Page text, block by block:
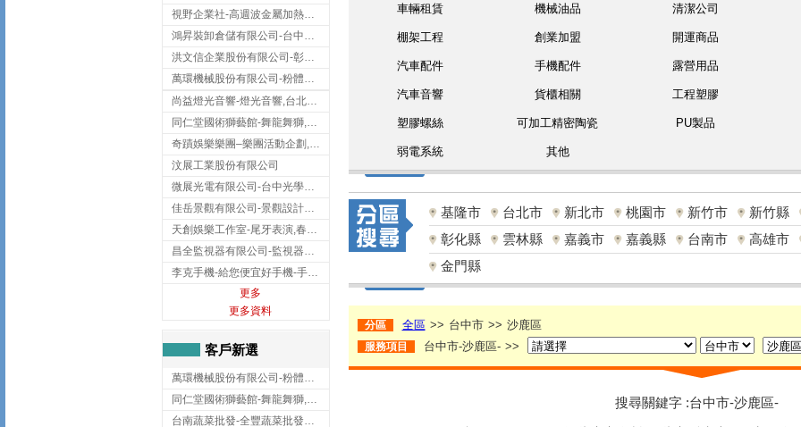
視野企業社-高週波金屬加熱設備,彰化高週波金屬加熱設備
鴻昇裝卸倉儲有限公司-台中貨櫃裝卸
洪文信企業股份有限公司-彰化鋅合金鑄造,彰化五金加工,彰化五金配件
萬環機械股份有限公司-粉體塗裝設備,輸送機,輸送機設備,台南輸送機
尚益燈光音響-燈光音響,台北燈光音響,台北燈光音響出租
同仁堂國術獅藝館-舞龍舞獅,台中舞龍舞獅
奇蹟娛樂樂團–樂團活動企劃,台中樂團表演,台中婚禮樂團
汶展工業股份有限公司
微展光電有限公司-台中光學鍍膜,optical filter taiwan,台灣光學鍍膜
佳岳景觀有限公司-景觀設計公司,台北景觀設計,台北景觀工程,中山區景觀設計
天創娛樂工作室-尾牙表演,春酒表演,板橋尾牙表演
昌全監視器有限公司-監視器安裝,高雄監視器安裝,鳳山區監視器安裝
李克手機-給您便宜好手機-手機收購,屏東手機收購
更多
更多資料
客戶新選
萬環機械股份有限公司-粉體塗裝設備,輸送機,輸送機設備,台南輸送機
同仁堂國術獅藝館-舞龍舞獅,台中舞龍舞獅
台南蔬菜批發-全豐蔬菜批發專送/台南蔬菜箱宅配到府
車輛租賃 機械油品 清潔公司
棚架工程 創業加盟 開運商品
汽車配件 手機配件 露營用品
汽車音響 貨櫃相關 工程塑膠
塑膠螺絲 可加工精密陶瓷 PU製品
弱電系統 其他
基隆市 台北市 新北市 桃園市 新竹市
新竹縣
彰化縣
雲林縣 嘉義市 嘉義縣 台南市
高雄市
金門縣
分區 全區 >> 台中市 >> 沙鹿區
服務項目 台中市-沙鹿區- >>
搜尋關鍵字 :台中市-沙鹿區-